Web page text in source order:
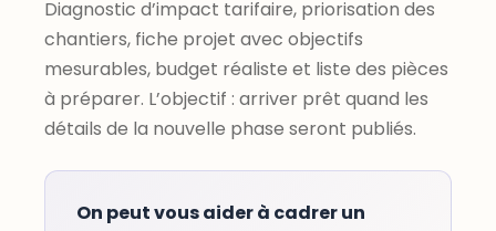
Diagnostic d’impact tarifaire, priorisation des
chantiers, fiche projet avec objectifs
mesurables, budget réaliste et liste des pièces
à préparer. L’objectif : arriver prêt quand les
détails de la nouvelle phase seront publiés.
On peut vous aider à cadrer un